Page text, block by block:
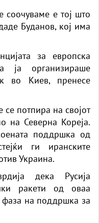
соочуваме е тој што
Буданов, кој има
за европска
ја организираше
во Киев, пренесе
потпира на својот
на Северна Кореја.
поддршка од
ги иранските
Украина.
дека Русија
ракети од оваа
фаза на поддршка за